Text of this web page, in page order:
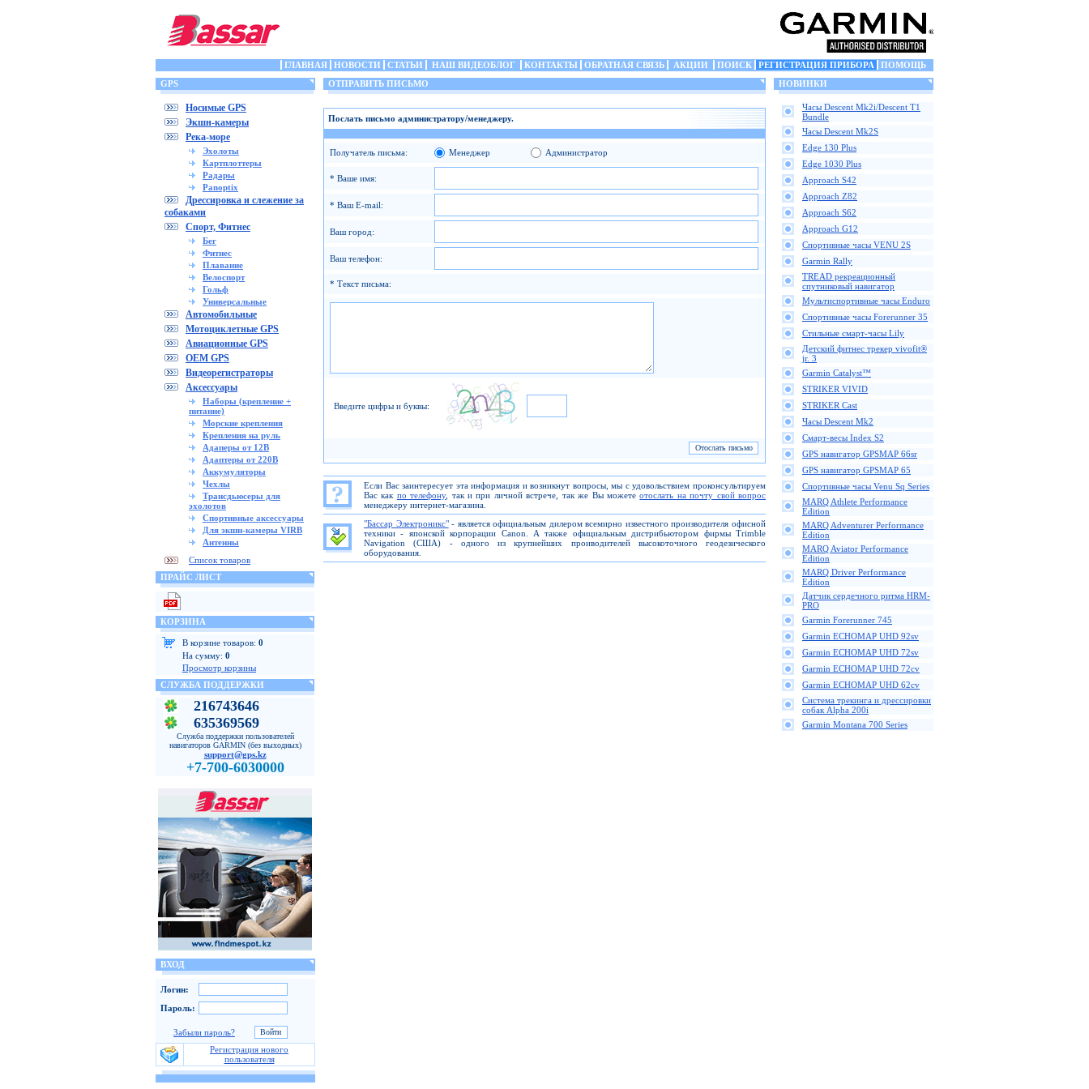
ГЛАВНАЯ НОВОСТИ СТАТЬИ НАШ ВИДЕОБЛОГ КОНТАКТЫ ОБРАТНАЯ СВЯЗЬ АКЦИИ ПОИСК РЕГИСТРАЦИЯ ПРИБОРА
ПОМОЩЬ
GPS
Носимые GPS
Экшн-камеры
Река-море
Эхолоты
Картплоттеры
Радары
Panoptix
Дрессировка и слежение за
собаками
Спорт, Фитнес
Бег
Фитнес
Плавание
Велоспорт
Гольф
Универсальные
Автомобильные
Мотоциклетные GPS
Авиационные GPS
OEM GPS
Видеорегистраторы
Аксессуары
Наборы (крепление +
питание)
Морские крепления
Крепления на руль
Адаперы от 12В
Адаптеры от 220В
Аккумуляторы
Чехлы
Трансдьюсеры для
эхолотов
Спортивные аксессуары
Для экшн-камеры VIRB
Антенны
Список товаров
ПРАЙС ЛИСТ
КОРЗИНА
В корзине товаров: 0
На сумму: 0
Просмотр корзины
СЛУЖБА ПОДДЕРЖКИ
216743646
635369569
Служба поддержки пользователей
навигаторов GARMIN (без выходных)
support@gps.kz
+7-700-6030000
ВХОД
Логин:
Пароль:
Забыли пароль?
Регистрация нового
пользователя
ОТПРАВИТЬ ПИСЬМО
Послать письмо администратору/менеджеру.
Получатель письма: Менеджер Администратор
* Ваше имя:
* Ваш E-mail:
Ваш город:
Ваш телефон:
* Текст письма:
Введите цифры и буквы:
Если Вас заинтересует эта информация и возникнут вопросы, мы с удовольствием проконсультируем
Вас как по телефону, так и при личной встрече, так же Вы можетеотослать на почту свой вопрос
менеджеру интернет-магазина.
"Бассар Электроникс"- является официальным дилером всемирно известного производителя офисной
техники - японской корпорации Canon. А также официальным дистрибьютором фирмы Trimble
Navigation (США) - одного из крупнейших проиводителей высокоточного геодезического
оборудования.
НОВИНКИ
Часы Descent Mk2i/Descent T1
Bundle
Часы Descent Mk2S
Edge 130 Plus
Edge 1030 Plus
Approach S42
Approach Z82
Approach S62
Approach G12
Спортивные часы VENU 2S
Garmin Rally
TREAD рекреационный
спутниковый навигатор
Мультиспортивные часы Enduro
Спортивные часы Forerunner 35
Стильные смарт-часы Lily
Детский фитнес трекер vivofit®
jr. 3
Garmin Catalyst™
STRIKER VIVID
STRIKER Cast
Часы Descent Mk2
Смарт-весы Index S2
GPS навигатор GPSMAP 66sr
GPS навигатор GPSMAP 65
Спортивные часы Venu Sq Series
MARQ Athlete Performance
Edition
MARQ Adventurer Performance
Edition
MARQ Aviator Performance
Edition
MARQ Driver Performance
Edition
Датчик сердечного ритма HRM-
PRO
Garmin Forerunner 745
Garmin ECHOMAP UHD 92sv
Garmin ECHOMAP UHD 72sv
Garmin ECHOMAP UHD 72cv
Garmin ECHOMAP UHD 62cv
Cистема трекинга и дрессировки
собак Alpha 200i
Garmin Montana 700 Series